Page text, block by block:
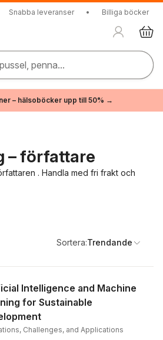
Snabba leveranser • Billiga böcker
penna...
– hälsoböcker upp till 50% →
– författare
. Handla med fri frakt och
Sortera:Trendande
Intelligence and Machine
for Sustainable
Challenges, and Applications